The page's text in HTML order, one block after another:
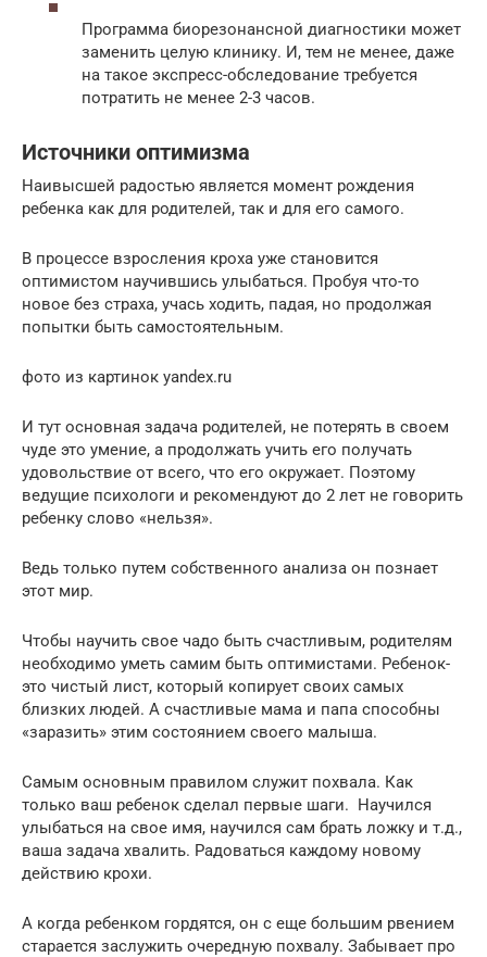
Программа биорезонансной диагностики может
заменить целую клинику. И, тем не менее, даже
на такое экспресс-обследование требуется
потратить не менее 2-3 часов.
Источники оптимизма
Наивысшей радостью является момент рождения
ребенка как для родителей, так и для его самого.
В процессе взросления кроха уже становится
оптимистом научившись улыбаться. Пробуя что-то
новое без страха, учась ходить, падая, но продолжая
попытки быть самостоятельным.
фото из картинок yandex.ru
И тут основная задача родителей, не потерять в своем
чуде это умение, а продолжать учить его получать
удовольствие от всего, что его окружает. Поэтому
ведущие психологи и рекомендуют до 2 лет не говорить
ребенку слово «нельзя».
Ведь только путем собственного анализа он познает
этот мир.
Чтобы научить свое чадо быть счастливым, родителям
необходимо уметь самим быть оптимистами. Ребенок-
это чистый лист, который копирует своих самых
близких людей. А счастливые мама и папа способны
«заразить» этим состоянием своего малыша.
Самым основным правилом служит похвала. Как
только ваш ребенок сделал первые шаги. Научился
улыбаться на свое имя, научился сам брать ложку и т.д.,
ваша задача хвалить. Радоваться каждому новому
действию крохи.
А когда ребенком гордятся, он с еще большим рвением
старается заслужить очередную похвалу. Забывает про